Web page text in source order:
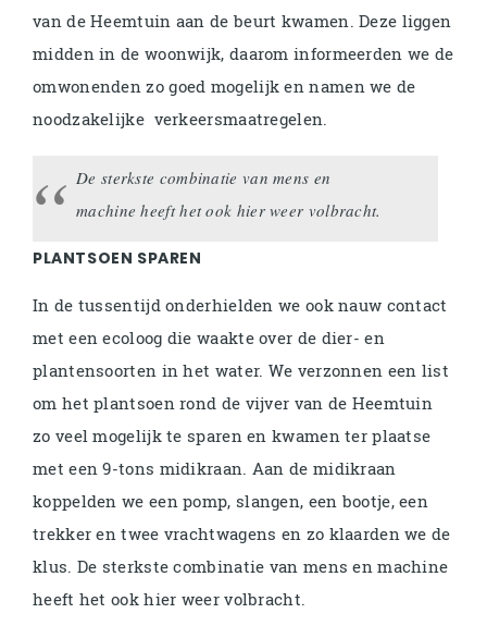
van de Heemtuin aan de beurt kwamen. Deze liggen
midden in de woonwijk, daarom informeerden we de
omwonenden zo goed mogelijk en namen we de
noodzakelijke verkeersmaatregelen.
De sterkste combinatie van mens en
machine heeft het ook hier weer volbracht.
PLANTSOEN SPAREN
In de tussentijd onderhielden we ook nauw contact
met een ecoloog die waakte over de dier- en
plantensoorten in het water. We verzonnen een list
om het plantsoen rond de vijver van de Heemtuin
zo veel mogelijk te sparen en kwamen ter plaatse
met een 9-tons midikraan. Aan de midikraan
koppelden we een pomp, slangen, een bootje, een
trekker en twee vrachtwagens en zo klaarden we de
klus. De sterkste combinatie van mens en machine
heeft het ook hier weer volbracht.